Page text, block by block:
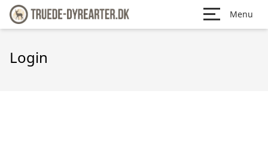
Menu
Login